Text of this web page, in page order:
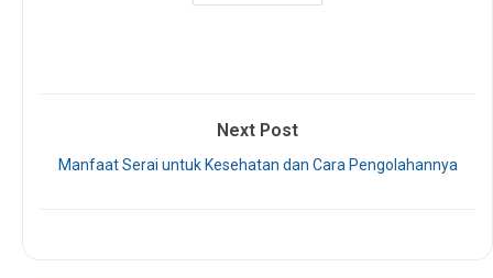
Next Post
Manfaat Serai untuk Kesehatan dan Cara Pengolahannya